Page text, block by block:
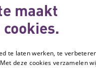
maakt
te laten werken, te
deze cookies verzamelen